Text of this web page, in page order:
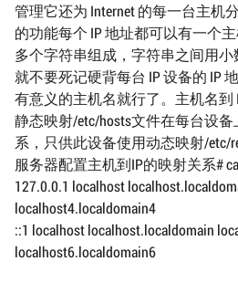
管理它还为 Internet 的每一台主机
的功能每个 IP 地址都可以有一个
多个字符串组成，字符串之间用小
就不要死记硬背每台 IP 设备的 IP
有意义的主机名就行了。主机名到
静态映射/etc/hosts文件在每台设
系，只供此设备使用动态映射/etc/
服务器配置主机到IP的映射关系#
127.0.0.1 localhost
localhost4.localdomain4
::1 localhost localhost.localdomain
localhost6.localdomain6